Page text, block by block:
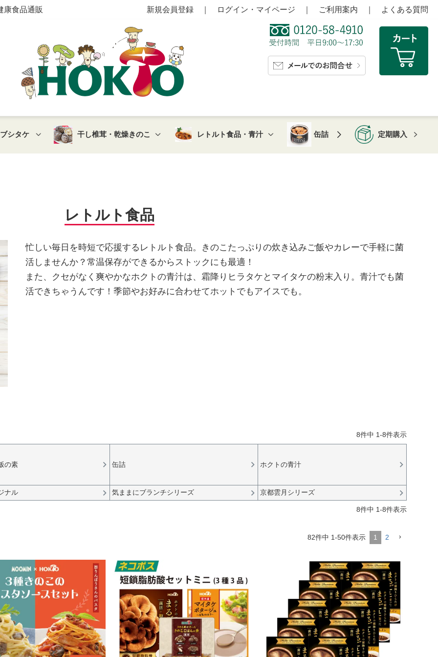
康食品通販 新規会員登録 ログイン・マイページ ご利用案内 よくある質問
シタケ 干し椎茸・乾燥きのこ レトルト食品・青汁 缶詰 定期購入
レトルト食品
忙しい毎日を時短で応援するレトルト食品。きのこたっぷりの炊き込みご飯やカレーで手軽に菌
活しませんか？常温保存ができるからストックにも最適！
また、クセがなく爽やかなホクトの青汁は、霜降りヒラタケとマイタケの粉末入り。青汁でも菌
活できちゃうんです！季節やお好みに合わせてホットでもアイスでも。
8件中 1-8件表示
の素 缶詰 ホクトの青汁
ナル 気ままにブランチシリーズ 京都雲月シリーズ
8件中 1-8件表示
82件中 1-50件表示 1 2